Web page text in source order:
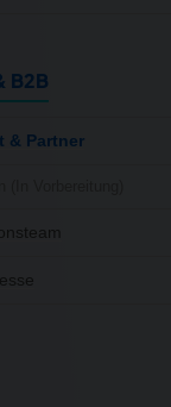
B2B
& Partner